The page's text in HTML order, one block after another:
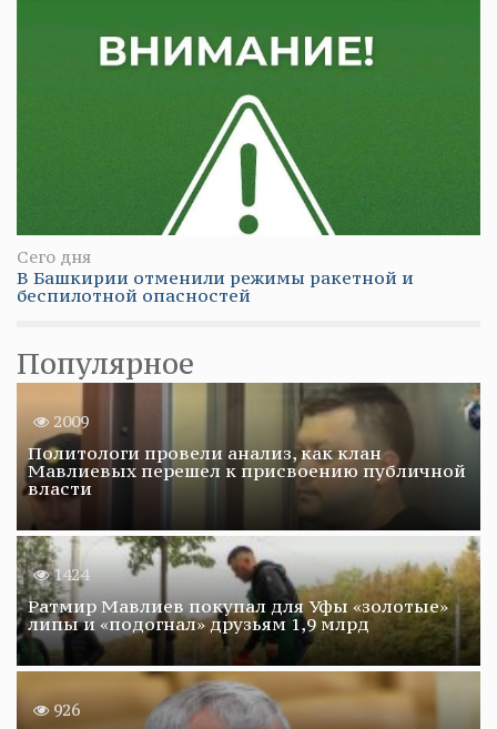
Сего дня
В Башкирии отменили режимы ракетной и
беспилотной опасностей
Популярное
2009
Политологи провели анализ, как клан
Мавлиевых перешел к присвоению публичной
власти
1424
Ратмир Мавлиев покупал для Уфы «золотые»
липы и «подогнал» друзьям 1,9 млрд
926